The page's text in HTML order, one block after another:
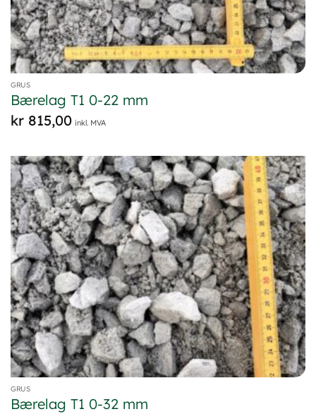
GRUS
Bærelag T1 0-22 mm
kr815,00 inkl. MVA
GRUS
Bærelag T1 0-32 mm